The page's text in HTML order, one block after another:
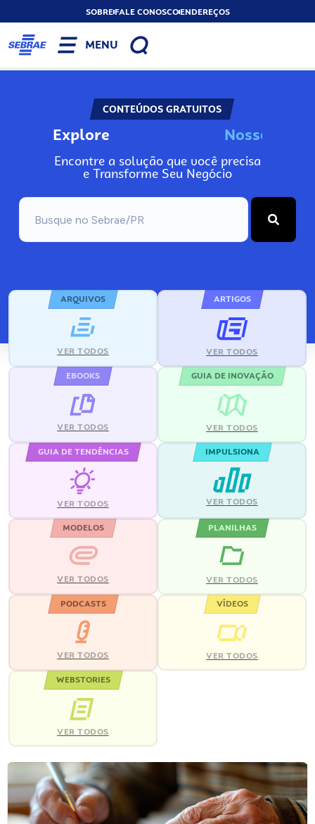
SOBREFALE CONOSCOENDEREÇOS
MENU
CONTEÚDOS GRATUITOS
Explore Noss
Encontre a solução que você precisa
e Transforme Seu Negócio
ARQUIVOS
VER TODOS
ARTIGOS
VER TODOS
EBOOKS
VER TODOS
GUIA DE INOVAÇÃO
VER TODOS
GUIA DE TENDÊNCIAS
VER TODOS
IMPULSIONA
VER TODOS
MODELOS
VER TODOS
PLANILHAS
VER TODOS
PODCASTS
VER TODOS
VÍDEOS
VER TODOS
WEBSTORIES
VER TODOS